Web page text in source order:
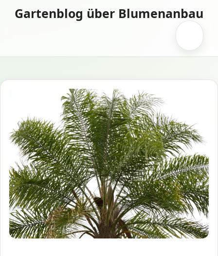
InhaltGartenblog über Blumenanbau